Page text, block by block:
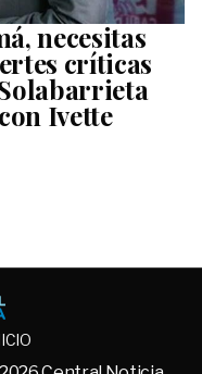
necesitas
críticas
Ivette